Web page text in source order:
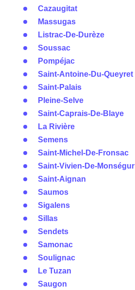
Cazaugitat
Massugas
Listrac-De-Durèze
Soussac
Pompéjac
Saint-Antoine-Du-Queyret
Saint-Palais
Pleine-Selve
Saint-Caprais-De-Blaye
La Rivière
Semens
Saint-Michel-De-Fronsac
Saint-Vivien-De-Monségur
Saint-Aignan
Saumos
Sigalens
Sillas
Sendets
Samonac
Soulignac
Le Tuzan
Saugon